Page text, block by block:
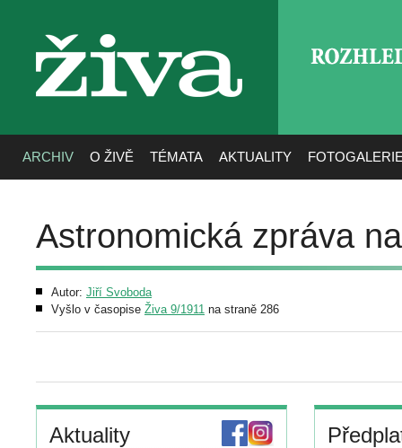
živa
ARCHIV O ŽIVĚ TÉMATA AKTUALITY
Astronomická zpráva
Autor: Jiří Svoboda
Vyšlo v časopise Živa 9/1911 na straně 286
Aktuality